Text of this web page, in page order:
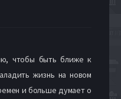
чтобы быть ближе к
жизнь на новом
и больше думает о